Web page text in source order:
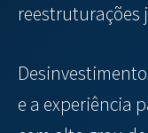
e a experiência